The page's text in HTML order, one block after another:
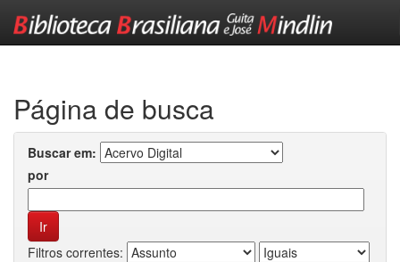
Página de busca
Buscar em:
por
Filtros correntes: